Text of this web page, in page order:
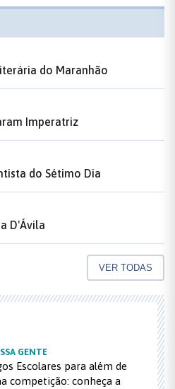
do Maranhão
Imperatriz
do Sétimo Dia
D'Ávila
VER TODAS
GENTE
Escolares para além de
competição: conheça a